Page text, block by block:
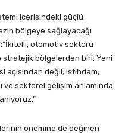
içerisindeki güçlü
bölgeye sağlayacağı
otomotiv sektörü
stratejik bölgelerden biri. Yeni
açısından değil; istihdam,
ve sektörel gelişim anlamında
önemine de değinen